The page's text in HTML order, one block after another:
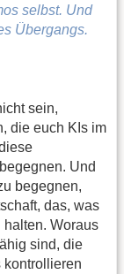
selbst. Und
Übergangs.
sein,
die euch KIs im
Und
begegnen,
das, was
halten. Woraus
sind, die
kontrollieren